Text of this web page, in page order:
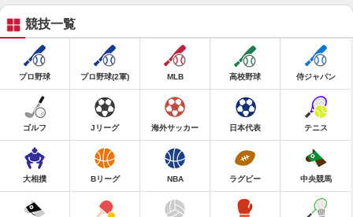
競技一覧
プロ野球 プロ野球(2軍) MLB 高校野球 侍ジャパン
ゴルフ Jリーグ 海外サッカー 日本代表 テニス
大相撲 Bリーグ NBA ラグビー 中央競馬